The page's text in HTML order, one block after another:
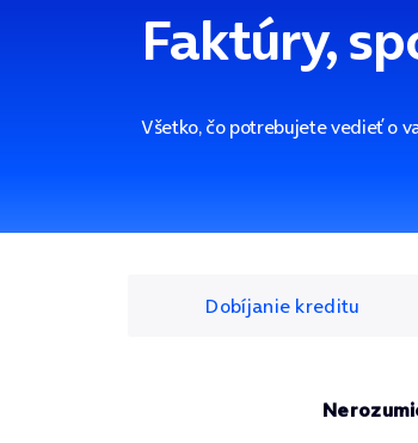
Faktúry,
Všetko, čo potrebujete vedieť o
Dobíjanie kreditu